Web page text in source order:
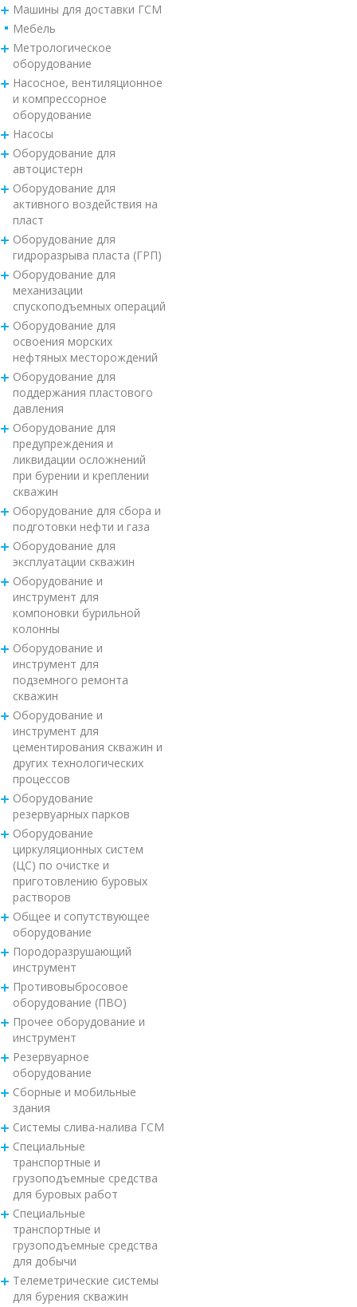
Машины для доставки ГСМ
Мебель
Метрологическое
оборудование
Насосное, вентиляционное
и компрессорное
оборудование
Насосы
Оборудование для
автоцистерн
Оборудование для
активного воздействия на
пласт
Оборудование для
гидроразрыва пласта (ГРП)
Оборудование для
механизации
спускоподъемных операций
Оборудование для
освоения морских
нефтяных месторождений
Оборудование для
поддержания пластового
давления
Оборудование для
предупреждения и
ликвидации осложнений
при бурении и креплении
скважин
Оборудование для сбора и
подготовки нефти и газа
Оборудование для
эксплуатации скважин
Оборудование и
инструмент для
компоновки бурильной
колонны
Оборудование и
инструмент для
подземного ремонта
скважин
Оборудование и
инструмент для
цементирования скважин и
других технологических
процессов
Оборудование
резервуарных парков
Оборудование
циркуляционных систем
(ЦС) по очистке и
приготовлению буровых
растворов
Общее и сопутствующее
оборудование
Породоразрушающий
инструмент
Противовыбросовое
оборудование (ПВО)
Прочее оборудование и
инструмент
Резервуарное
оборудование
Сборные и мобильные
здания
Системы слива-налива ГСМ
Специальные
транспортные и
грузоподъемные средства
для буровых работ
Специальные
транспортные и
грузоподъемные средства
для добычи
Телеметрические системы
для бурения скважин